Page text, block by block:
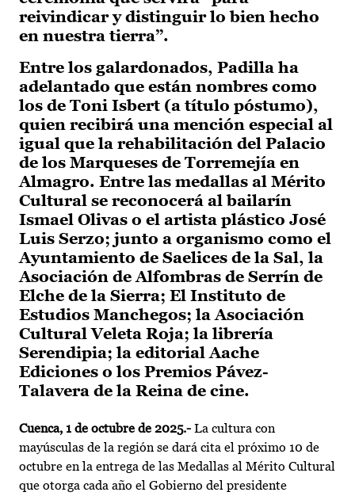
reivindicar y distinguir lo bien hecho
en nuestra tierra”.
Entre los galardonados, Padilla ha
adelantado que están nombres como
los de Toni Isbert (a título póstumo),
quien recibirá una mención especial al
igual que la rehabilitación del Palacio
de los Marqueses de Torremejía en
Almagro. Entre las medallas al Mérito
Cultural se reconocerá al bailarín
Ismael Olivas o el artista plástico José
Luis Serzo; junto a organismo como el
Ayuntamiento de Saelices de la Sal, la
Asociación de Alfombras de Serrín de
Elche de la Sierra; El Instituto de
Estudios Manchegos; la Asociación
Cultural Veleta Roja; la librería
Serendipia; la editorial Aache
Ediciones o los Premios Pávez-
Talavera de la Reina de cine.
Cuenca, 1 de octubre de 2025.- La cultura con
mayúsculas de la región se dará cita el próximo 10 de
octubre en la entrega de las Medallas al Mérito Cultural
que otorga cada año el Gobierno del presidente